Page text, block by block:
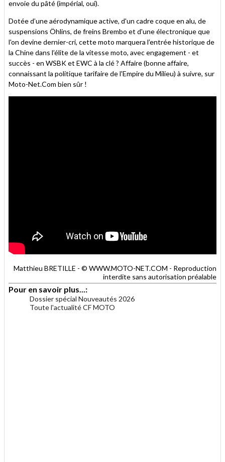
envoie du pâté (impérial, oui).
Dotée d’une aérodynamique active, d'un cadre coque en alu, de
suspensions Öhlins, de freins Brembo et d'une électronique que
l'on devine dernier-cri, cette moto marquera l’entrée historique de
la Chine dans l’élite de la vitesse moto, avec engagement - et
succès - en WSBK et EWC à la clé ? Affaire (bonne affaire,
connaissant la politique tarifaire de l'Empire du Milieu) à suivre, sur
Moto-Net.Com bien sûr !
Matthieu BRETILLE - © WWW.MOTO-NET.COM - Reproduction
interdite sans autorisation préalable
Pour en savoir plus...:
Dossier spécial Nouveautés 2026
Toute l'actualité CF MOTO